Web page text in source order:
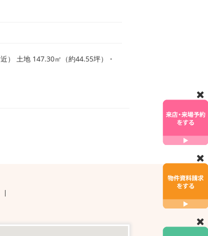
） 土地 147.30㎡（約44.55坪）・